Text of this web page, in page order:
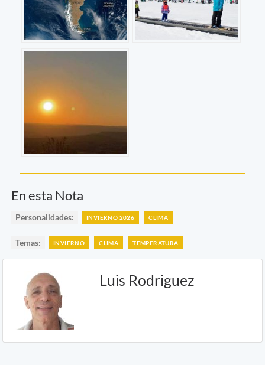
En esta Nota
Personalidades: INVIERNO 2026 CLIMA
Temas: INVIERNO CLIMA TEMPERATURA
Luis Rodriguez